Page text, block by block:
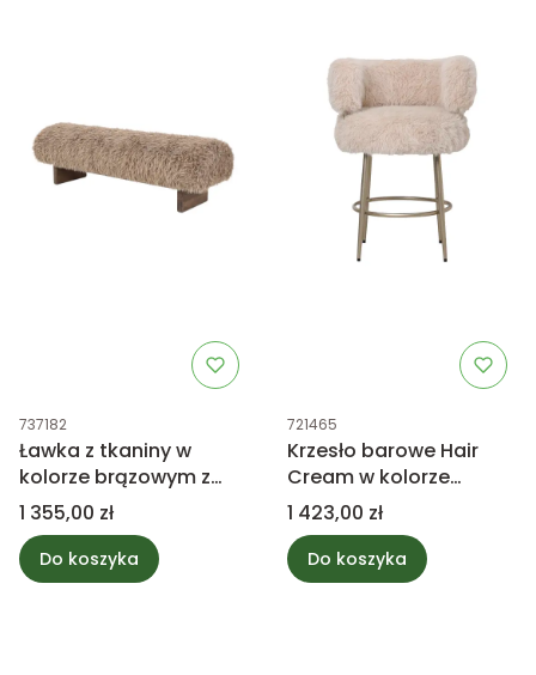
Kod produktu
737182
Ławka z tkaniny w
kolorze brązowym z
drewnianymi nogami
PTMD Collection
Cena
1 355,00 zł
Do koszyka
Kod produktu
721465
Krzesło barowe Hair
Cream w kolorze
szampana, metalowa
podstawa PTMD
Collection
Cena
1 423,00 zł
Do koszyka